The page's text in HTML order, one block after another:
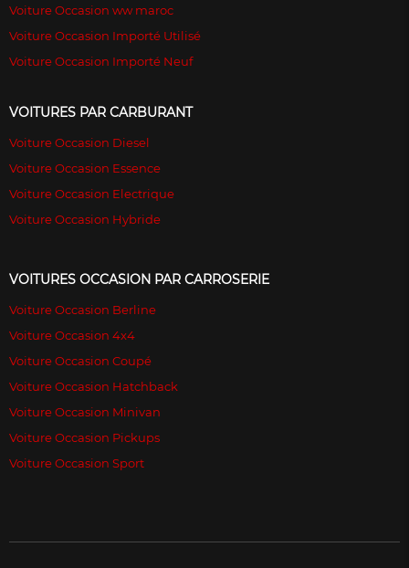
Voiture Occasion ww maroc
Voiture Occasion Importé Utilisé
Voiture Occasion Importé Neuf
VOITURES PAR CARBURANT
Voiture Occasion Diesel
Voiture Occasion Essence
Voiture Occasion Electrique
Voiture Occasion Hybride
VOITURES OCCASION PAR CARROSERIE
Voiture Occasion Berline
Voiture Occasion 4x4
Voiture Occasion Coupé
Voiture Occasion Hatchback
Voiture Occasion Minivan
Voiture Occasion Pickups
Voiture Occasion Sport